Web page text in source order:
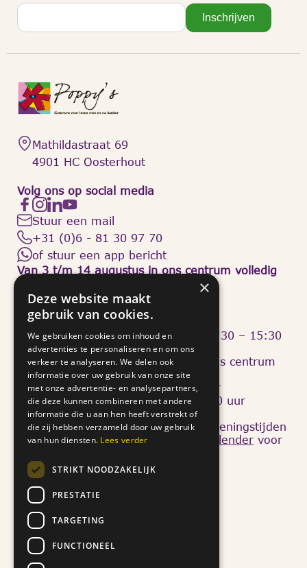
Inschrijven
Mathildastraat 69
4901 HC Oosterhout
Volg ons op social media
Stuur een mail
+31 (0)6 - 81 30 97 70
of stuur een app bericht
Van 3 t/m 14 augustus in ons centrum volledig
gesloten.
Openingstijden Mathildastraat 69
Dinsdag: 13:30 – 15:30
Donderdag: 10:00 – 12:00 en 13:30 – 15:30
Van17 tot en met 21 augustus
is ons centrum
twee dagdelengeopend:
dinsdagmiddag 13:30 – 15:30 uur
donderdagochtend: 10:00 – 12:00 uur
We organiseren tijdens en buiten openingstijden
diverse activiteiten. Kijk op onze
kalender voor
Quicklinks
Doneer
Ons verhaal
Nieuws
Help mee
Aanbod
×
Deze website maakt
gebruik van cookies.
We gebruiken cookies om inhoud en
advertenties te personaliseren en om ons
verkeer te analyseren. We delen ook
informatie over uw gebruik van onze site
met onze advertentie- en analysepartners,
die deze kunnen combineren met andere
informatie die u aan hen heeft verstrekt of
die zij hebben verzameld door uw gebruik
van hun diensten. Lees verder
STRIKT NOODZAKELIJK
PRESTATIE
TARGETING
FUNCTIONEEL